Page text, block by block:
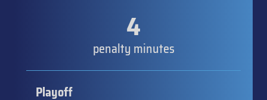
4
penalty minutes
Playoff